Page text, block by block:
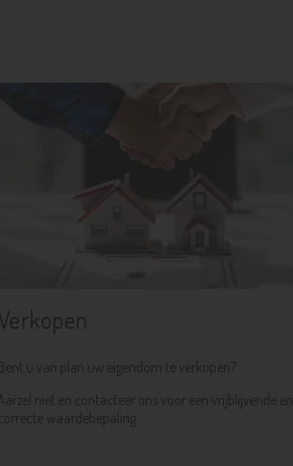
Verkopen
u van plan uw eigendom te verkopen?
niet en contacteer ons voor een vrijblijvende en
waardebepaling.